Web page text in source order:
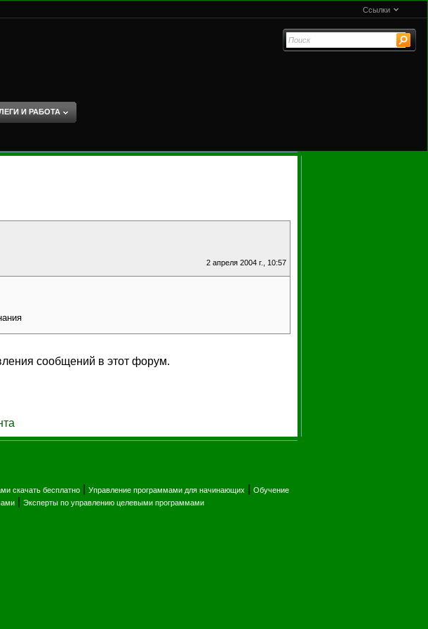
Ссылки
И РАБОТА
2 апреля 2004 г., 10:57
сообщений в этот форум.
скачать бесплатно Управление программами для начинающих
Обучение
| Эксперты по управлению целевыми программами